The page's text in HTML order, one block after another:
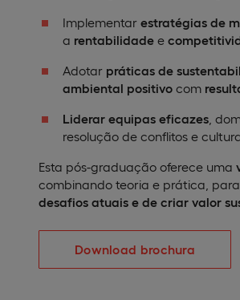
Implementar estratégias de
a rentabilidade e
Adotar práticas de
ambiental positivo com
Liderar equipas eficazes ,
resolução de conflitos e
Esta pós-graduação oferece uma
combinando teoria e prática, para
desafios atuais e de criar valor
Download brochura